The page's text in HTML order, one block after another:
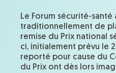
Le Forum sécurité-santé
traditionnellement de
remise du Prix national
ci, initialement prévu le
reporté pour cause du
du Prix ont dès lors